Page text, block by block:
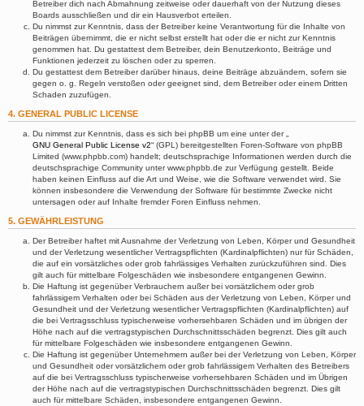
Betreiber dich nach Abmahnung zeitweise oder dauerhaft von der Nutzung dieses
Boards ausschließen und dir ein Hausverbot erteilen.
Du nimmst zur Kenntnis, dass der Betreiber keine Verantwortung für die Inhalte von
Beiträgen übernimmt, die er nicht selbst erstellt hat oder die er nicht zur Kenntnis
genommen hat. Du gestattest dem Betreiber, dein Benutzerkonto, Beiträge und
Funktionen jederzeit zu löschen oder zu sperren.
Du gestattest dem Betreiber darüber hinaus, deine Beiträge abzuändern, sofern sie
gegen o. g. Regeln verstoßen oder geeignet sind, dem Betreiber oder einem Dritten
Schaden zuzufügen.
4. GENERAL PUBLIC LICENSE
Du nimmst zur Kenntnis, dass es sich bei phpBB um eine unter der „
GNU General Public License v2“ (GPL) bereitgestellten Foren-Software von phpBB
Limited (www.phpbb.com) handelt; deutschsprachige Informationen werden durch die
deutschsprachige Community unter www.phpbb.de zur Verfügung gestellt. Beide
haben keinen Einfluss auf die Art und Weise, wie die Software verwendet wird. Sie
können insbesondere die Verwendung der Software für bestimmte Zwecke nicht
untersagen oder auf Inhalte fremder Foren Einfluss nehmen.
5. GEWÄHRLEISTUNG
Der Betreiber haftet mit Ausnahme der Verletzung von Leben, Körper und Gesundheit
und der Verletzung wesentlicher Vertragspflichten (Kardinalpflichten) nur für Schäden,
die auf ein vorsätzliches oder grob fahrlässiges Verhalten zurückzuführen sind. Dies
gilt auch für mittelbare Folgeschäden wie insbesondere entgangenen Gewinn.
Die Haftung ist gegenüber Verbrauchern außer bei vorsätzlichem oder grob
fahrlässigem Verhalten oder bei Schäden aus der Verletzung von Leben, Körper und
Gesundheit und der Verletzung wesentlicher Vertragspflichten (Kardinalpflichten) auf
die bei Vertragsschluss typischerweise vorhersehbaren Schäden und im übrigen der
Höhe nach auf die vertragstypischen Durchschnittsschäden begrenzt. Dies gilt auch
für mittelbare Folgeschäden wie insbesondere entgangenen Gewinn.
Die Haftung ist gegenüber Unternehmern außer bei der Verletzung von Leben, Körper
und Gesundheit oder vorsätzlichem oder grob fahrlässigem Verhalten des Betreibers
auf die bei Vertragsschluss typischerweise vorhersehbaren Schäden und im Übrigen
der Höhe nach auf die vertragstypischen Durchschnittsschäden begrenzt. Dies gilt
auch für mittelbare Schäden, insbesondere entgangenen Gewinn.